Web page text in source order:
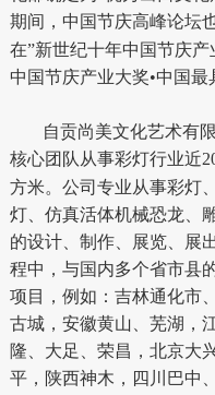
期间，中国节庆高峰论坛
在”新世纪十年中国节庆
中国节庆产业大奖•中国最
自贡尚美文化艺术有
核心团队从事彩灯行业近
方米。公司专业从事彩灯
灯、仿真活体机械恐龙、
的设计、制作、展览、展
程中，与国内多个省市县
项目，例如：吉林通化市
古城，安徽黄山、芜湖，
隆、大足、荣昌，北京大
平，陕西神木，四川巴中